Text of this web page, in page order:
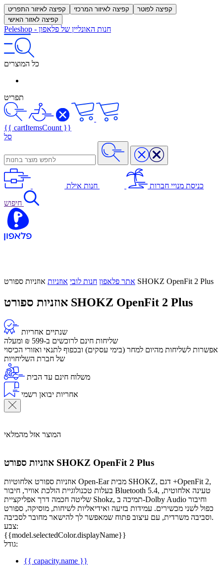
קפיצה לאיזור התפריט קפיצה לאיזור המרכזי
קפיצה לפוטר
קפיצה לאזור האישי
Peleshop - חנות האונליין של פלאפון
כל המוצרים
תפריט
{{ cartItemsCount }}
סל
כניסת מנויי חברות חנות אילת
חיפוש
אתר פלאפון חנות לובי אוזניות אוזניות ספורט SHOKZ OpenFit 2 Plus
אוזניות ספורט SHOKZ OpenFit 2 Plus
שנתיים אחריות
שליחות חינם לרוכשים ב-599 ₪ ומעלה
אפשרות לשליחות מהיום למחר (בימי עסקים) ובכפוף לתנאי ואזורי הכיסוי
של חברת השליחויות
משלוח חינם עד הבית
אחריות יבואן רשמי
המוצר אזל מהמלאי
אוזניות ספורט SHOKZ OpenFit 2 Plus
אוזניות ספורט אלחוטיות Open-Ear מבית SHOKZ, דגם +OpenFit 2,
בעלות טכנולוגיית הולכת אוויר, חיבור Bluetooth 5.4, טעינה אלחוטית,
שליטה חכמה דרך אפליקציית Shokz, תמיכה ב-Dolby Audio וחיבור
כפול לשני מכשירים. עמידות בזיעה ואידיאליות לשיחות, מוסיקה, ספורט
וסביבה משרדית, עם עיצוב פתוח שמאפשר לך להישאר מחובר לסביבה.
צבע:
{{model.selectedColor.displayName}}
גודל:
{{ capacity.name }}